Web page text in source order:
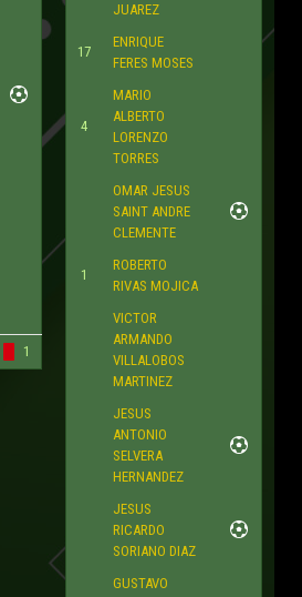
1
JUAREZ
17
ENRIQUE
FERES MOSES
4
MARIO
ALBERTO
LORENZO
TORRES
OMAR JESUS
SAINT ANDRE
CLEMENTE
1
ROBERTO
RIVAS MOJICA
VICTOR
ARMANDO
VILLALOBOS
MARTINEZ
JESUS
ANTONIO
SELVERA
HERNANDEZ
JESUS
RICARDO
SORIANO DIAZ
GUSTAVO